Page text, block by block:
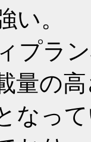
い。
プラ
量の
なっ